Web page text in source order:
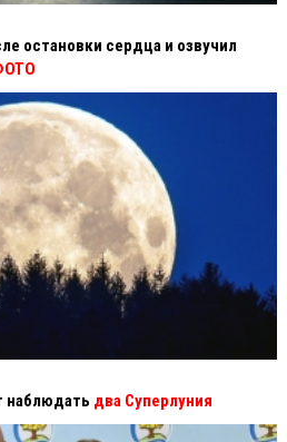
остановки сердца и озвучил
наблюдать два Суперлуния